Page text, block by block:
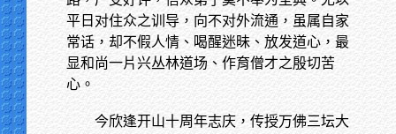
平日对住众之训导，向不对外流通，虽属自家
常话，却不假人情、喝醒迷昧、放发道心，最
显和尚一片兴丛林道场、作育僧才之殷切苦
心。
今欣逢开山十周年志庆，传授万佛三坛大